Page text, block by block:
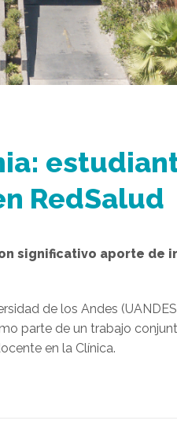
RedSalud
significativo aporte de
de los Andes
parte de un trabajo
en la Clínica.